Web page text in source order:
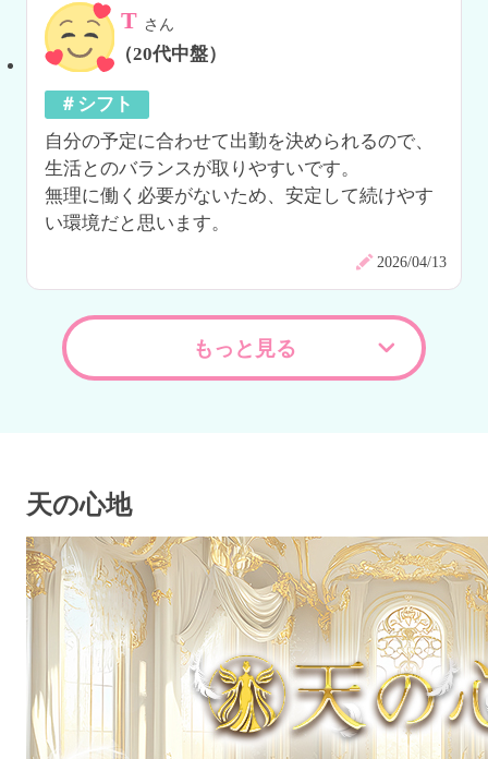
T さん
（20代中盤）
＃シフト
自分の予定に合わせて出勤を決められるので、
生活とのバランスが取りやすいです。
無理に働く必要がないため、安定して続けやす
い環境だと思います。
2026/04/13
もっと見る
天の心地